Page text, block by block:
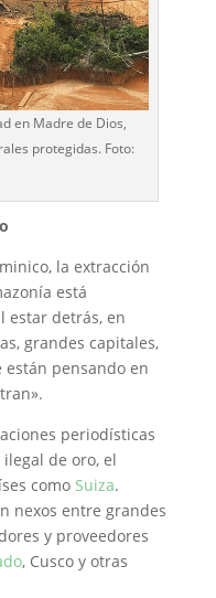
en Madre de Dios,
protegidas. Foto:
la extracción
está
estar detrás, en
grandes capitales,
pensando en
periodísticas
de oro, el
como Suiza.
nexos entre grandes
y proveedores
, Cusco y otras